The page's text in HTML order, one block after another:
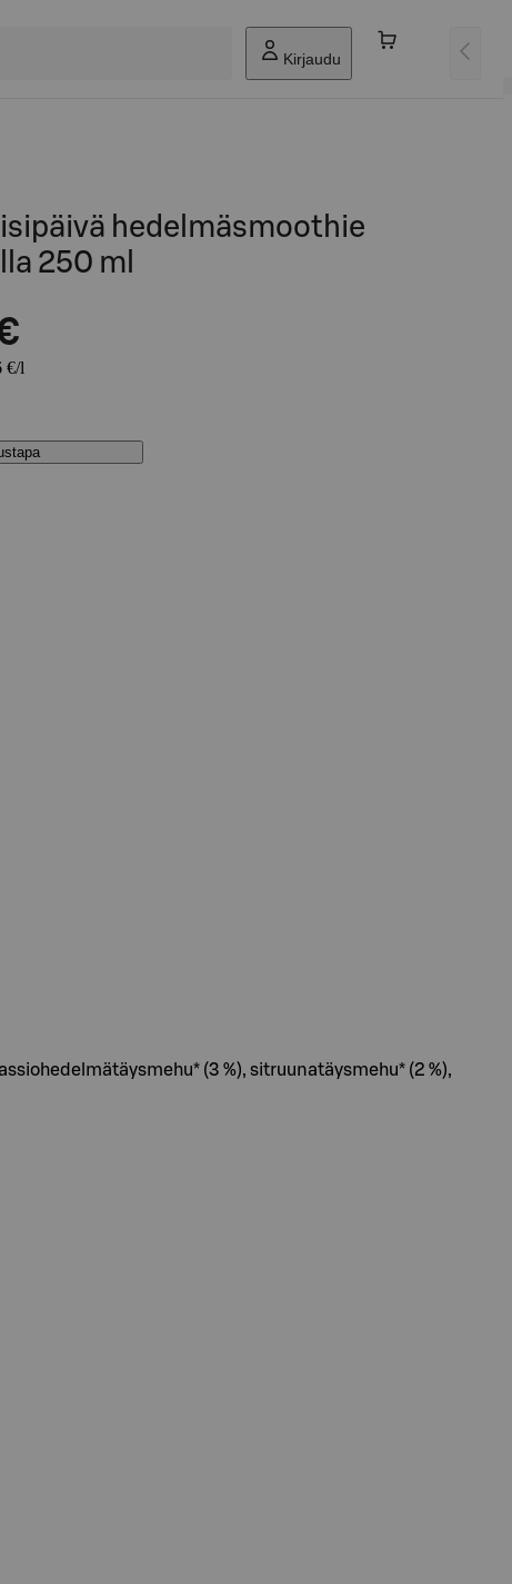
Kirjaudu
hedelmäsmoothie
250 ml
€/l
(3 %), sitruunatäysmehu* (2 %),